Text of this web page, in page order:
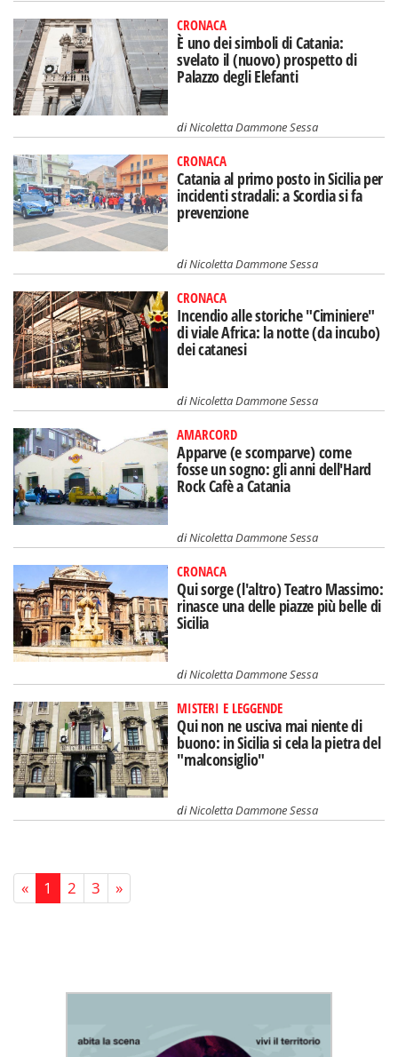
CRONACA
È uno dei simboli di Catania:
svelato il (nuovo) prospetto di
Palazzo degli Elefanti
diNicoletta Dammone Sessa
CRONACA
Catania al primo posto in Sicilia per
incidenti stradali: a Scordia si fa
prevenzione
diNicoletta Dammone Sessa
CRONACA
Incendio alle storiche "Ciminiere"
di viale Africa: la notte (da incubo)
dei catanesi
diNicoletta Dammone Sessa
AMARCORD
Apparve (e scomparve) come
fosse un sogno: gli anni dell'Hard
Rock Cafè a Catania
diNicoletta Dammone Sessa
CRONACA
Qui sorge (l'altro) Teatro Massimo:
rinasce una delle piazze più belle di
Sicilia
diNicoletta Dammone Sessa
MISTERI E LEGGENDE
Qui non ne usciva mai niente di
buono: in Sicilia si cela la pietra del
"malconsiglio"
diNicoletta Dammone Sessa
« 1 2 3 »